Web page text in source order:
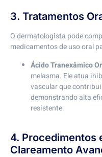
3. Tratamentos
O dermatologista pode
medicamentos de uso oral
Ácido Tranexâmico
melasma. Ele atua
vascular que
demonstrando alta
resistente.
4. Procedimentos
Clareamento